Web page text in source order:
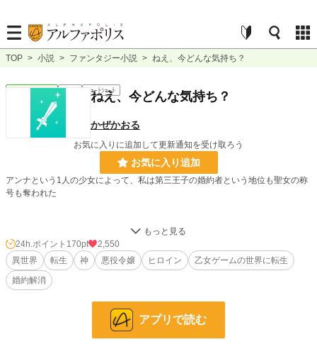
TOP > 小説 > ファンタジー小説 > ねえ、今どんな気持ち？
ファンタジー 完結 ｼｮｰﾄｼｮｰﾄ
ねえ、今どんな気持ち？
かぜかおる
お気に入りに追加して更新通知を受け取ろう
お気に入り追加
アンナという1人の少女によって、私は第三王子の婚約者という地位も聖女の称
号も奪われた
彼女はこの世界がゲームの世界と知っていて、裏ルートの攻略のために第三王子
とその側近達を落としたみたい。
24h.ポイント 170pt
2,550
異世界
転生 神 悪役令嬢 ヒロイン
乙女ゲームの世界に転生
婚約解消
アプリで読む